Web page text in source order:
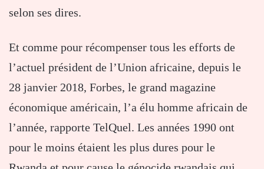
selon ses dires.
Et comme pour récompenser tous les efforts de
l’actuel président de l’Union africaine, depuis le
28 janvier 2018, Forbes, le grand magazine
économique américain, l’a élu homme africain de
l’année, rapporte TelQuel. Les années 1990 ont
pour le moins étaient les plus dures pour le